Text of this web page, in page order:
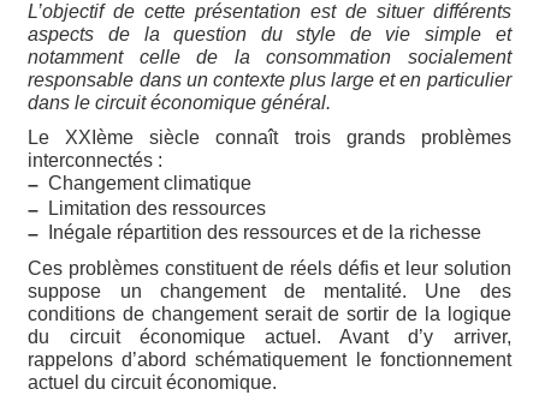
L’objectif de cette présentation est de situer différents
aspects de la question du style de vie simple et
notamment celle de la consommation socialement
responsable dans un contexte plus large et en particulier
dans le circuit économique général.
Le XXIème siècle connaît trois grands problèmes
interconnectés :
– Changement climatique
– Limitation des ressources
– Inégale répartition des ressources et de la richesse
Ces problèmes constituent de réels défis et leur solution
suppose un changement de mentalité. Une des
conditions de changement serait de sortir de la logique
du circuit économique actuel. Avant d’y arriver,
rappelons d’abord schématiquement le fonctionnement
actuel du circuit économique.